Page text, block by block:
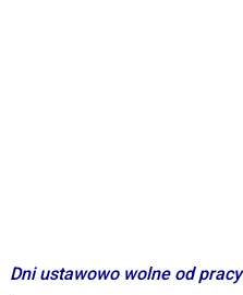
Dni ustawowo wolne od pracy